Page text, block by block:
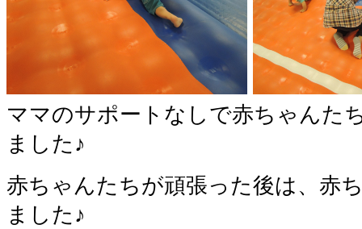
ママのサポートなしで赤ちゃんた
ました♪
赤ちゃんたちが頑張った後は、赤
ました♪